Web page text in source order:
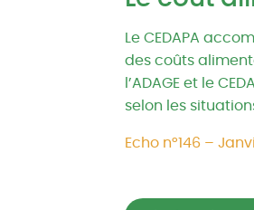
Le CEDAPA
des coûts
l’ADAGE et le
selon les
Echo n°146 –